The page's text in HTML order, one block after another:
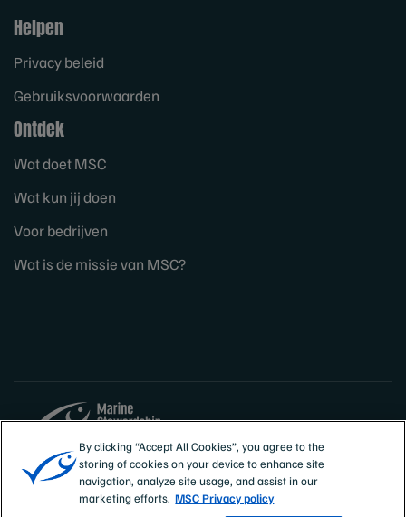
Helpen
Privacy beleid
Gebruiksvoorwaarden
Ontdek
Wat doet MSC
Wat kun jij doen
Voor bedrijven
Wat is de missie van MSC?
Sites
Nederland
By clicking “Accept All Cookies”, you agree to the
storing of cookies on your device to enhance site
navigation, analyze site usage, and assist in our
marketing efforts. MSC Privacy policy